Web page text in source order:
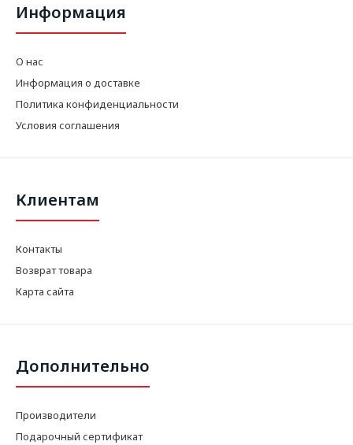
Информация
О нас
Информация о доставке
Политика конфиденциальности
Условия соглашения
Клиентам
Контакты
Возврат товара
Карта сайта
Дополнительно
Производители
Подарочный сертификат